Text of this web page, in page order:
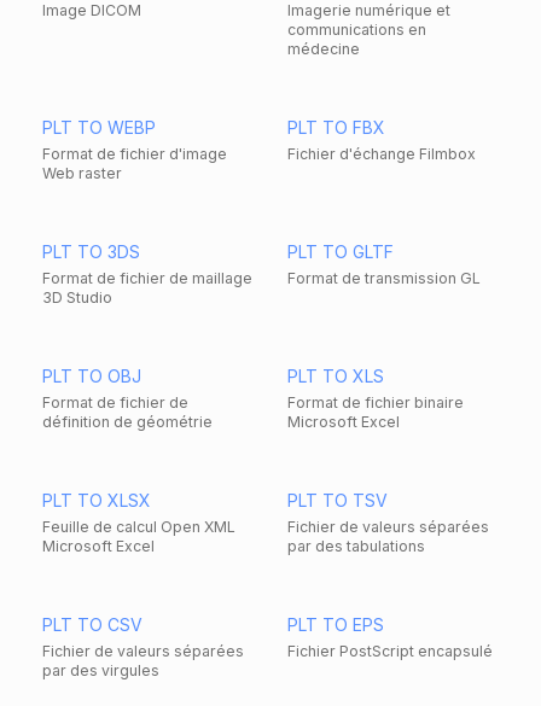
Image DICOM
Imagerie numérique et
communications en
médecine
PLT TO WEBP
Format de fichier d'image
Web raster
PLT TO FBX
Fichier d'échange Filmbox
PLT TO 3DS
Format de fichier de maillage
3D Studio
PLT TO GLTF
Format de transmission GL
PLT TO OBJ
Format de fichier de
définition de géométrie
PLT TO XLS
Format de fichier binaire
Microsoft Excel
PLT TO XLSX
Feuille de calcul Open XML
Microsoft Excel
PLT TO TSV
Fichier de valeurs séparées
par des tabulations
PLT TO CSV
Fichier de valeurs séparées
par des virgules
PLT TO EPS
Fichier PostScript encapsulé